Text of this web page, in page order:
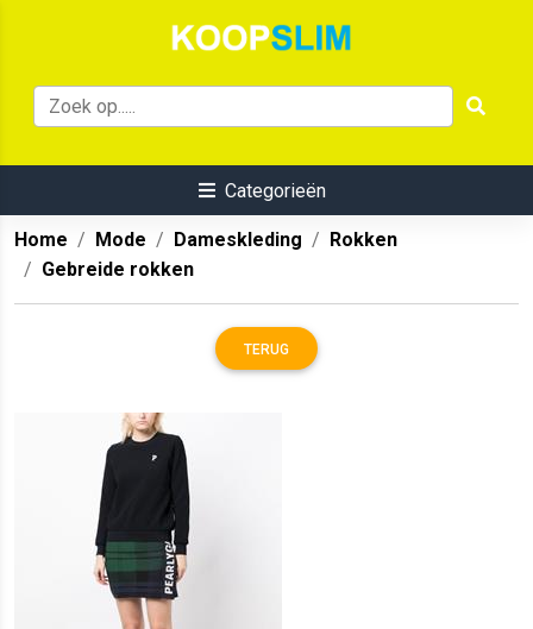
Categorieën
Home Mode Dameskleding
Rokken
Gebreide rokken
TERUG